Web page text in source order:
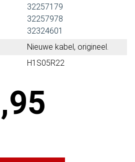
32257179
32257978
32324601
Nieuwe kabel, origineel.
H1S05R22